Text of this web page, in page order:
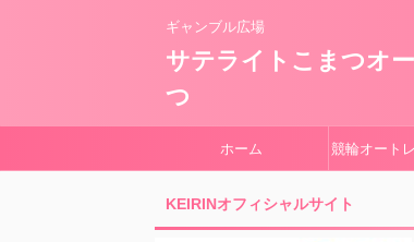
ギャンブル広場
サテライトこまつオ
つ
ホーム 競輪オート
KEIRINオフィシャルサイト